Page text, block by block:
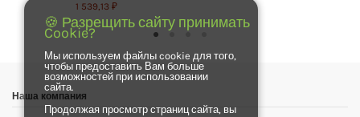
1 539,13 ₽
Наша компания
🍪 Разрещить сайту принимать
Cookie?
Мы используем файлы cookie для того,
чтобы предоставить Вам больше
возможностей при использовании
сайта.
Продолжая просмотр страниц сайта, вы